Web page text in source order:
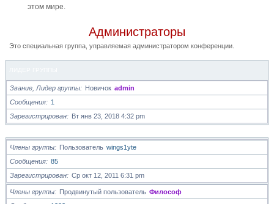
этом мире.
Администраторы
Это специальная группа, управляемая администратором конференции.
Звание, Лидер группы Новичок admin
Сообщения
1
Зарегистрирован
Вт янв 23, 2018 4:32 pm
Члены группы Пользователь wings1yte
Сообщения
85
Зарегистрирован
Ср окт 12, 2011 6:31 pm
Члены группы Продвинутый пользователь Философ